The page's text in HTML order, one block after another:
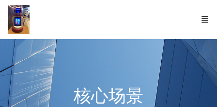
核心场景